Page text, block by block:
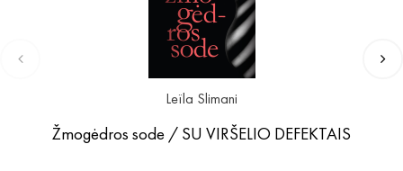
Leïla Slimani
Žmogėdros sode / SU VIRŠELIO DEFEKTAIS